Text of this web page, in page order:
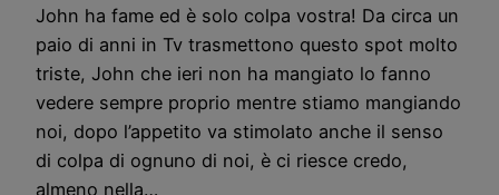
John ha fame ed è solo colpa vostra! Da circa un
paio di anni in Tv trasmettono questo spot molto
triste, John che ieri non ha mangiato lo fanno
vedere sempre proprio mentre stiamo mangiando
noi, dopo l’appetito va stimolato anche il senso
di colpa di ognuno di noi, è ci riesce credo,
almeno nella…